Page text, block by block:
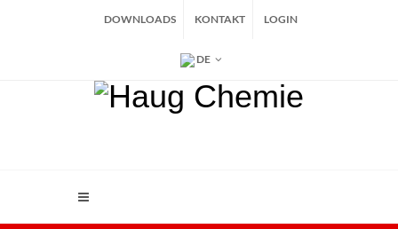
DOWNLOADS KONTAKT LOGIN
DE